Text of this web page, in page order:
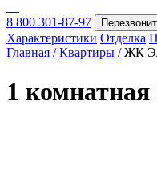
8 800 301-87-97
Характеристики Отделка
Главная / Квартиры / ЖК
1 комнатная